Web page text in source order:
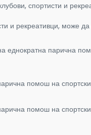
спортисти и
и рекреативци, може
парична
помош на
помош на